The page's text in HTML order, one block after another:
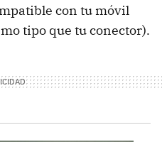
con tu móvil
tipo que tu conector).